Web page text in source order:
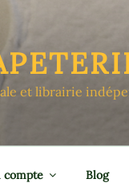
et librairie
compte Blog